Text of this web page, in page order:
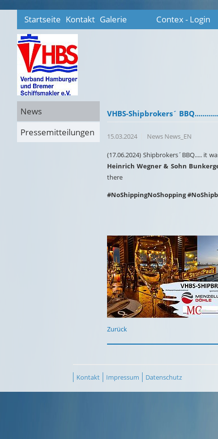
Startseite Kontakt Galerie Contex - Login
News
Pressemitteilungen
VHBS-Shipbrokers´
15.03.2024 News News_EN
(17.06.2024) Shipbrokers´BBQ..... it
Heinrich Wegner & Sohn
there
#NoShippingNoShopping
Zurück
Kontakt Impressum Datenschutz